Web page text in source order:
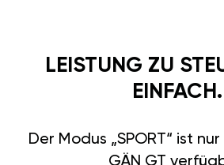
LEISTUNG ZU
EINFACH.
Der Modus „SPORT“ ist
GÄN GT